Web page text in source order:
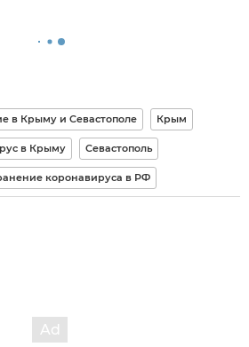
в Крыму и Севастополе Крым
в Крыму Севастополь
коронавируса в РФ